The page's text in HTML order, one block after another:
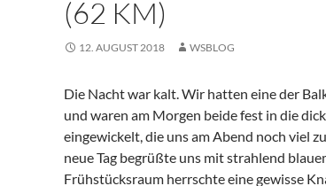
62 KM)
12. AUGUST 2018 WSBLOG
Die Nacht war kalt. Wir hatten eine der
und waren am Morgen beide fest in die
eingewickelt, die uns am Abend noch viel
neue Tag begrüßte uns mit strahlend
Frühstücksraum herrschte eine gewisse